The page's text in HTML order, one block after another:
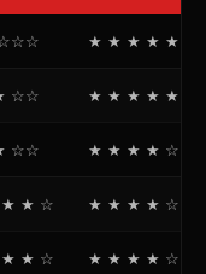
★ ★ ★ ★ ★
☆☆ ★ ★ ★ ★ ★
☆☆ ★ ★ ★ ★ ☆
★ ☆ ★ ★ ★ ★ ☆
★ ☆ ★ ★ ★ ★ ☆